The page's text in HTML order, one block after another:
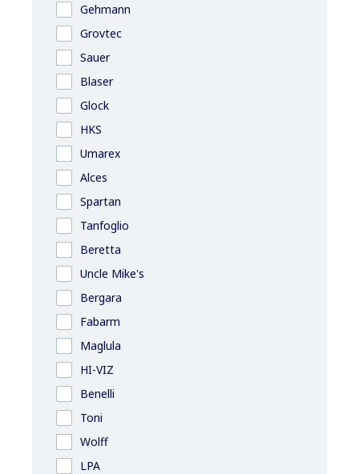
Gehmann
Grovtec
Sauer
Blaser
Glock
HKS
Umarex
Alces
Spartan
Tanfoglio
Beretta
Uncle Mike's
Bergara
Fabarm
Maglula
HI-VIZ
Benelli
Toni
Wolff
LPA